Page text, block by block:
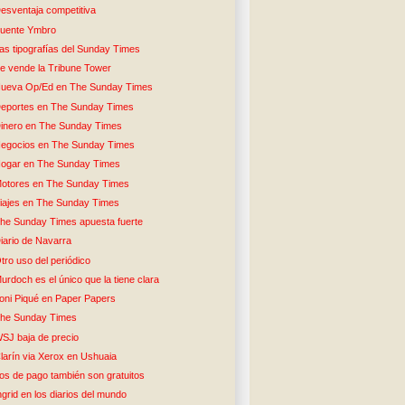
competitiva
Ymbro
tipografías del Sunday Times
vende la Tribune Tower
Op/Ed en The Sunday Times
en The Sunday Times
en The Sunday Times
en The Sunday Times
en The Sunday Times
en The Sunday Times
en The Sunday Times
Sunday Times apuesta fuerte
de Navarra
uso del periódico
es el único que la tiene clara
Piqué en Paper Papers
Sunday Times
baja de precio
via Xerox en Ushuaia
de pago también son gratuitos
en los diarios del mundo